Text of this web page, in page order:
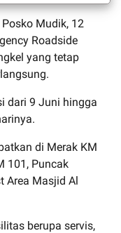
Mudik, 12
Roadside
yang tetap
dari 9 Juni hingga
di Merak KM
101, Puncak
Area Masjid Al
berupa servis,